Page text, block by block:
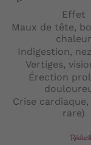
Effet
Maux de tête,
Indigestion,
Vertiges,
Érection
Crise cardiaque,
rare)